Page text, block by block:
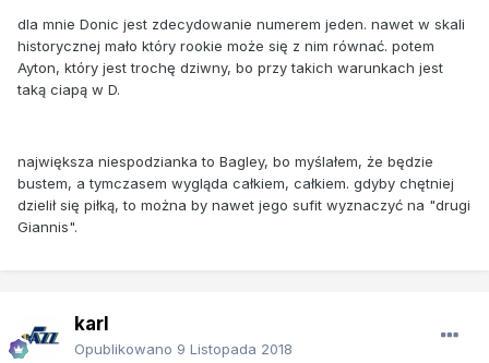
dla mnie Donic jest zdecydowanie numerem jeden. nawet w skali
historycznej mało który rookie może się z nim równać. potem
Ayton, który jest trochę dziwny, bo przy takich warunkach jest
taką ciapą w D.
największa niespodzianka to Bagley, bo myślałem, że będzie
bustem, a tymczasem wygląda całkiem, całkiem. gdyby chętniej
dzielił się piłką, to można by nawet jego sufit wyznaczyć na "drugi
Giannis".
karl
Opublikowano 9 Listopada 2018